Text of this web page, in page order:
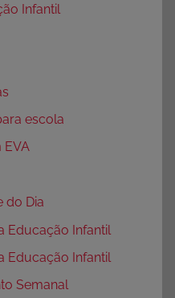
Infantil
escola
EVA
do Dia
Educação Infantil
Educação Infantil
Semanal